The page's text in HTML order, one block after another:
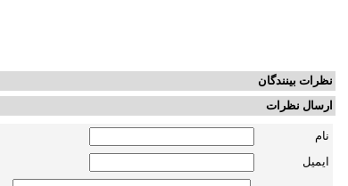
نظرات بینندگان
ارسال نظرات
نام
ایمیل